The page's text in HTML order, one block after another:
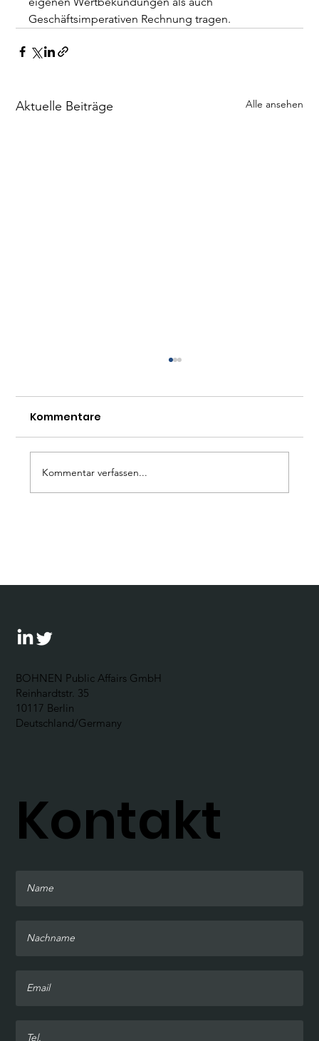
Geschäftsimperativen Rechnung tragen.
Aktuelle Beiträge Alle ansehen
Kommentare
Kommentar verfassen...
BOHNEN Public Affairs GmbH
Reinhardtstr. 35
10117 Berlin
Deutschland/Germany
Kontakt